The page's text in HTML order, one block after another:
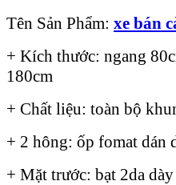
Tên Sản Phẩm: xe bán
+ Kích thước: ngang
180cm
+ Chất liệu: toàn bộ
+ 2 hông: ốp fomat dán
+ Mặt trước: bạt 2da